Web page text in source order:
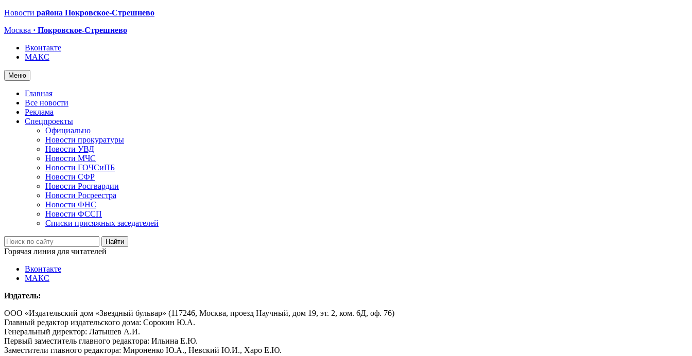
Новости района Покровское-Стрешнево
Москва · Покровское-Стрешнево
Вконтакте
МАКС
Меню
Главная
Все новости
Реклама
Спецпроекты
Официально
Новости прокуратуры
Новости УВД
Новости МЧС
Новости ГОЧСиПБ
Новости СФР
Новости Росгвардии
Новости Росреестра
Новости ФНС
Новости ФССП
Списки присяжных заседателей
Горячая линия для читателей
Вконтакте
МАКС
Издатель:
ООО «Издательский дом «Звездный бульвар» (117246, Москва, проезд Научный, дом 19, эт. 2, ком. 6Д, оф. 76)
Главный редактор издательского дома: Сорокин Ю.А.
Генеральный директор: Латышев А.И.
Первый заместитель главного редактора: Ильина Е.Ю.
Заместители главного редактора: Мироненко Ю.А., Невский Ю.И., Харо Е.Ю.